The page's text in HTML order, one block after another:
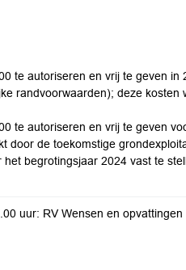
te autoriseren en vrij te geven in
randvoorwaarden); deze
te autoriseren en vrij te geven
door de toekomstige
begrotingsjaar 2024 vast te
uur: RV Wensen en